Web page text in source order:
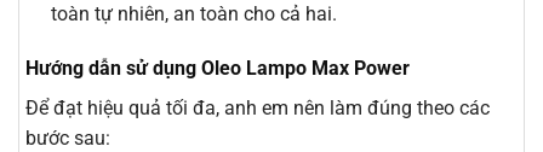
toàn tự nhiên, an toàn cho cả hai.
Hướng dẫn sử dụng Oleo Lampo Max Power
Để đạt hiệu quả tối đa, anh em nên làm đúng theo các
bước sau: